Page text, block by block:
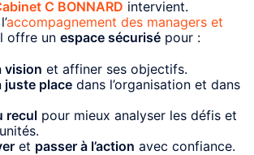
C BONNARD intervient.
accompagnement des managers et
offre un espace sécurisé pour :
vision et affiner ses objectifs.
juste place dans l’organisation et dans
recul pour mieux analyser les défis et
et passer à l’action avec confiance.